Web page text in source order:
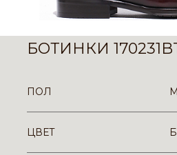
БОТИНКИ
ПОЛ
ЦВЕТ